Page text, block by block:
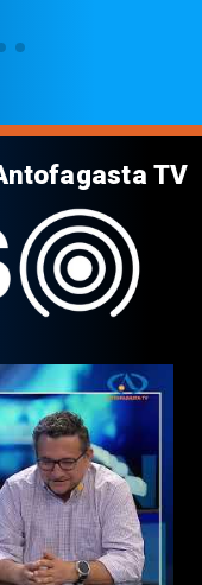
TV